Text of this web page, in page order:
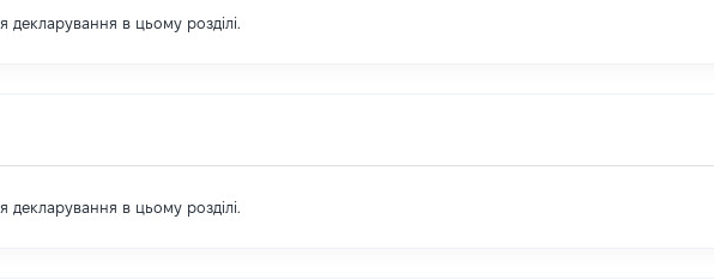
декларування в цьому розділі.
декларування в цьому розділі.